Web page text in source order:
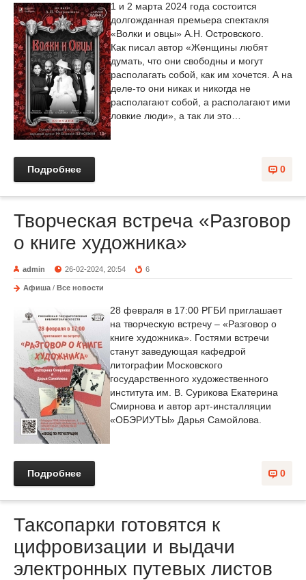
1 и 2 марта 2024 года состоится
долгожданная премьера спектакля
«Волки и овцы» А.Н. Островского.
Как писал автор «Женщины любят
думать, что они свободны и могут
располагать собой, как им хочется. А на
деле-то они никак и никогда не
располагают собой, а располагают ими
ловкие люди», а так ли это…
0
Подробнее
Творческая встреча «Разговор
о книге художника»
admin 26-02-2024, 20:54 6
Афиша / Все новости
28 февраля в 17:00 РГБИ приглашает
на творческую встречу – «Разговор о
книге художника». Гостями встречи
станут заведующая кафедрой
литографии Московского
государственного художественного
института им. В. Сурикова Екатерина
Смирнова и автор арт-инсталляции
«ОБЭРИУТЫ» Дарья Самойлова.
0
Подробнее
Таксопарки готовятся к
цифровизации и выдачи
электронных путевых листов